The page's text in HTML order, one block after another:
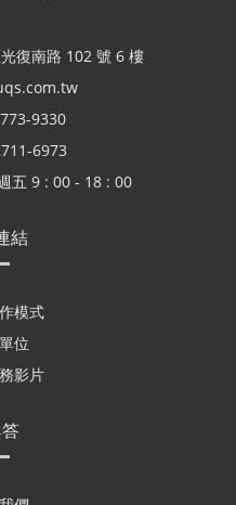
復南路 102 號 6 樓
9330
6973
五 9 : 00 - 18 : 00
結
模式
位
影片